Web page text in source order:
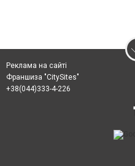
Реклама на сайті
Франшиза "CitySites"
+38(044)333-4-226